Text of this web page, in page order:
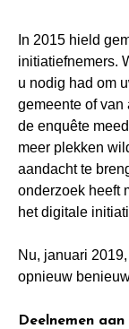
In 2015 hield
initiatiefnemers.
u nodig had om
gemeente of van
de enquête
meer plekken
aandacht te
onderzoek heeft
het digitale
Nu, januari
opnieuw
Deelnemen